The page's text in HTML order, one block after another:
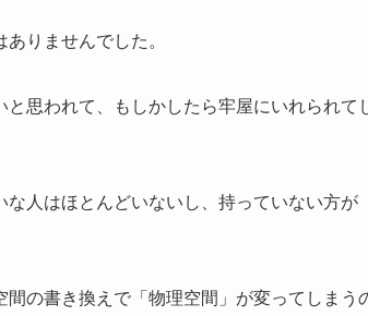
りませんでした。
思われて、もしかしたら牢屋にいれられて
な人はほとんどいないし、持っていない方が
の書き換えで「物理空間」が変ってしまう